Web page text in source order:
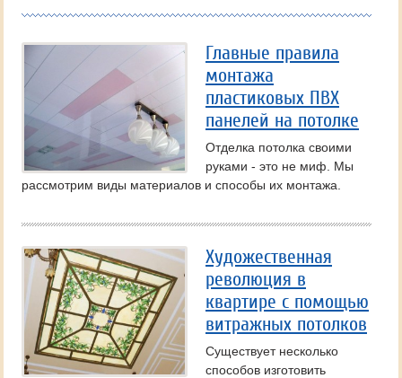
Главные правила
монтажа
пластиковых ПВХ
панелей на потолке
Отделка потолка своими
руками - это не миф. Мы
рассмотрим виды материалов и способы их монтажа.
Художественная
революция в
квартире с помощью
витражных потолков
Существует несколько
способов изготовить